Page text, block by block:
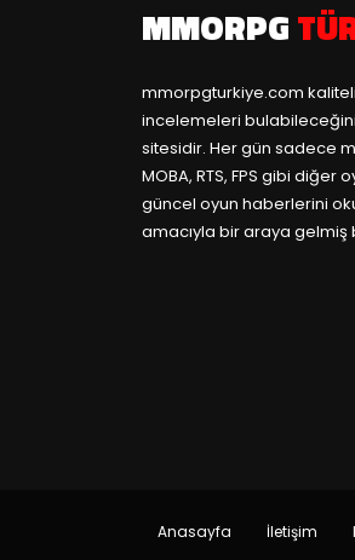
MMORPG
mmorpgturkiye.com
incelemeleri
sitesidir. Her gün sadece
MOBA, RTS, FPS gibi diğer
güncel oyun haberlerini
amacıyla bir araya gelmiş
Anasayfa İletişim